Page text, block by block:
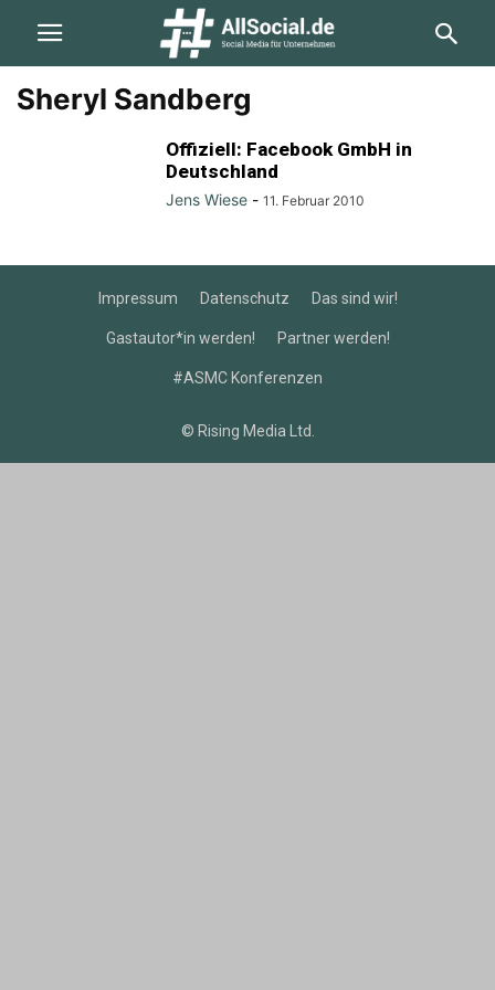
Sheryl Sandberg
Offiziell: Facebook GmbH in
Deutschland
Jens Wiese - 11. Februar 2010
Impressum Datenschutz Das sind wir!
Gastautor*in werden! Partner werden!
#ASMC Konferenzen
© Rising Media Ltd.